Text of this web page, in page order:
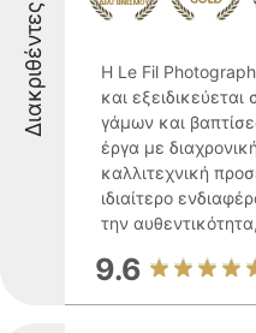
Διακριθέντες
Η Le Fil
και
γάμων και
έργα με
καλλιτεχνική
ιδιαίτερο
την
9.6